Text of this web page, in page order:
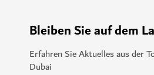
Bleiben Sie auf dem
Erfahren Sie Aktuelles aus der
Dubai